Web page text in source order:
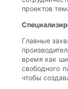
проектов
Главные
время как
свободного
чтобы